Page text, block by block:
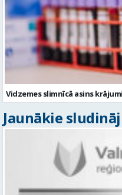
Vidzemes slimnīcā asins
Jaunākie